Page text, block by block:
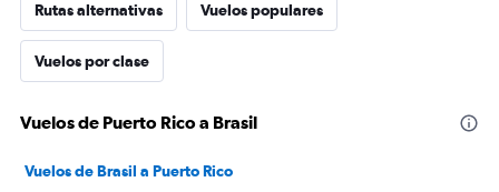
Rutas alternativas Vuelos populares
Vuelos por clase
Vuelos de Puerto Rico a Brasil
Vuelos de Brasil a Puerto Rico